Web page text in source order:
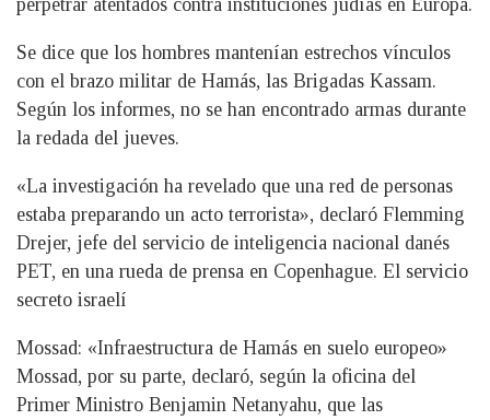
Se dice que los hombres mantenían estrechos vínculos
con el brazo militar de Hamás, las Brigadas Kassam.
Según los informes, no se han encontrado armas durante
la redada del jueves.
«La investigación ha revelado que una red de personas
estaba preparando un acto terrorista», declaró Flemming
Drejer, jefe del servicio de inteligencia nacional danés
PET, en una rueda de prensa en Copenhague. El servicio
secreto israelí
Mossad: «Infraestructura de Hamás en suelo europeo»
Mossad, por su parte, declaró, según la oficina del
Primer Ministro Benjamin Netanyahu, que las